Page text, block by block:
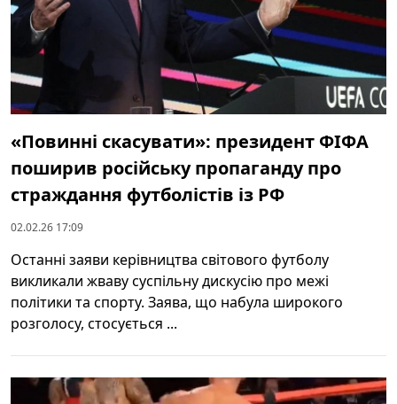
«Повинні скасувати»: президент ФІФА
поширив російську пропаганду про
страждання футболістів із РФ
02.02.26 17:09
Останні заяви керівництва світового футболу
викликали жваву суспільну дискусію про межі
політики та спорту. Заява, що набула широкого
розголосу, стосується ...